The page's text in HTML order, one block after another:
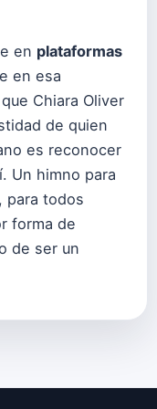
en plataformas
en esa
Chiara Oliver
de quien
es reconocer
Un himno para
para todos
forma de
de ser un